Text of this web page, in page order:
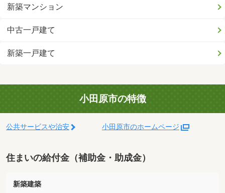
新築マンション
中古一戸建て
新築一戸建て
小田原市の特徴
公共サービスや治安 小田原市のホームページ
住まいの給付金（補助金・助成金）
新築建築